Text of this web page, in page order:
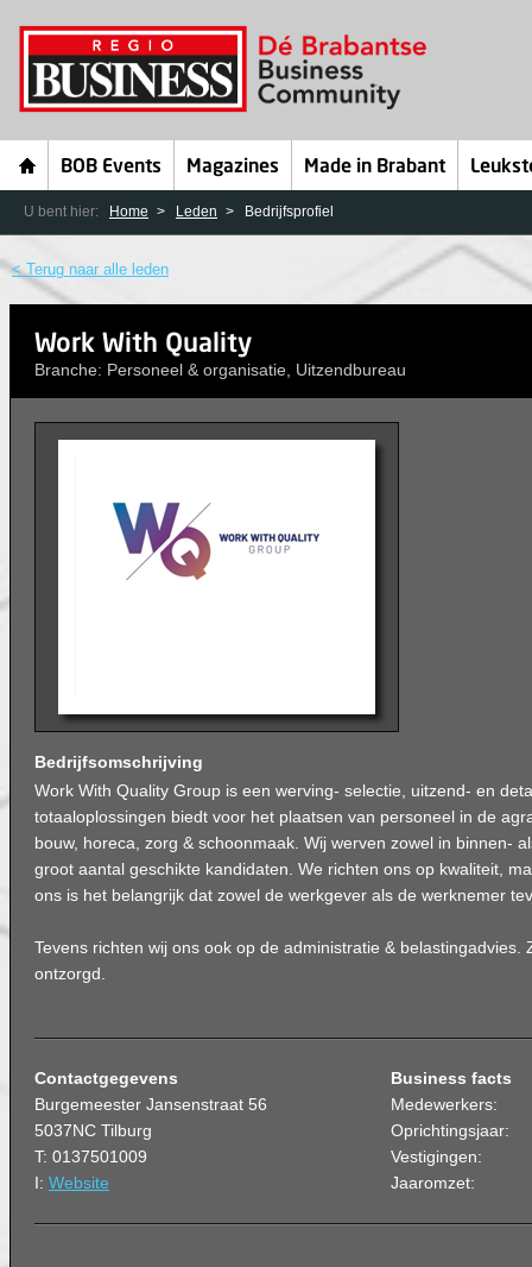
BOB Events Magazines Made in Brabant
U bent hier: Home Leden Bedrijfsprofiel
< Terug naar alle leden
Work With Quality
Branche: Personeel & organisatie, Uitzendbureau
Bedrijfsomschrijving
Work With Quality Group is een werving- selectie, uitzend- en
totaaloplossingen biedt voor het plaatsen van personeel in de
bouw, horeca, zorg & schoonmaak. Wij werven zowel in binnen-
groot aantal geschikte kandidaten. We richten ons op kwaliteit,
ons is het belangrijk dat zowel de werkgever als de werknemer
Tevens richten wij ons ook op de administratie & belastingadvies.
ontzorgd.
Contactgegevens
Burgemeester Jansenstraat 56
5037NC Tilburg
T: 0137501009
I: Website
Business facts
Medewerkers:
Oprichtingsjaar:
Vestigingen:
Jaaromzet: